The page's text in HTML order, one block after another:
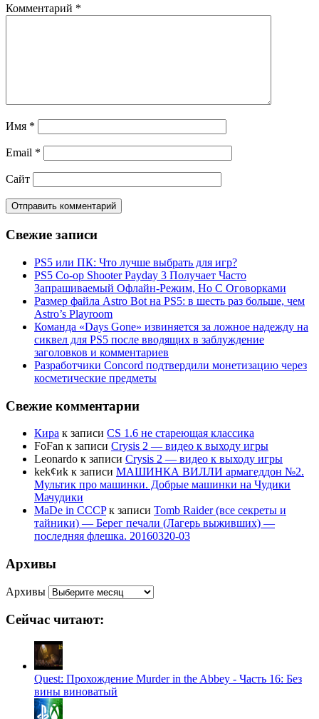
Комментарий *
Имя *
Email *
Сайт
Свежие записи
PS5 или ПК: Что лучше выбрать для игр?
PS5 Co-op Shooter Payday 3 Получает Часто
Запрашиваемый Офлайн-Режим, Но С Оговорками
Размер файла Astro Bot на PS5: в шесть раз больше, чем
Astro’s Playroom
Команда «Days Gone» извиняется за ложное надежду на
сиквел для PS5 после вводящих в заблуждение
заголовков и комментариев
Разработчики Concord подтвердили монетизацию через
косметические предметы
Свежие комментарии
Кира к записи CS 1.6 не стареющая классика
FoFan к записи Crysis 2 — видео к выходу игры
Leonardo к записи Crysis 2 — видео к выходу игры
kek¢иk к записи МАШИНКА ВИЛЛИ армагеддон №2.
Мультик про машинки. Добрые машинки на Чудики
Мачудики
MaDe in CCCPк записи Tomb Raider (все секреты и
тайники) — Берег печали (Лагерь выживших) —
последняя флешка. 20160320-03
Архивы
Архивы
Сейчас читают:
Quest: Прохождение Murder in the Abbey - Часть 16: Без
вины виноватый